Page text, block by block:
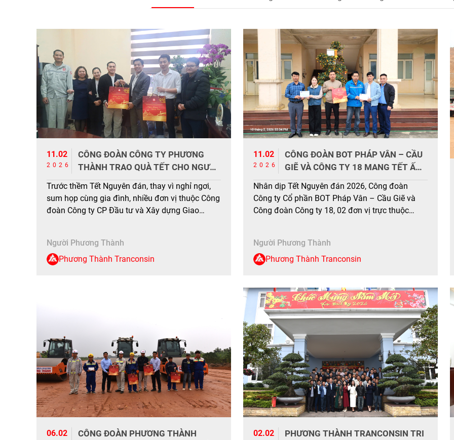
11.02
2026
CÔNG ĐOÀN CÔNG TY PHƯƠNG
THÀNH TRAO QUÀ TẾT CHO NGƯỜI
LAO ĐỘNG CÁC ĐƠN VỊ LÀM VIỆC
XUYÊN TẾT
Trước thềm Tết Nguyên đán, thay vì nghỉ ngơi,
sum họp cùng gia đình, nhiều đơn vị thuộc Công
đoàn Công ty CP Đầu tư và Xây dựng Giao
đảm bảo tuyến đường cao tốc Pháp […]
Người Phương Thành
Phương Thành Tranconsin
11.02
2026
CÔNG ĐOÀN BOT PHÁP VÂN – CẦU
GIẼ VÀ CÔNG TY 18 MANG TẾT ẤM
TRAO NIỀM VUI XUÂN MỚI ĐẾN
ĐOÀN VIÊN CÓ HOÀN CẢNH KHÓ
KHĂN
Nhân dịp Tết Nguyên đán 2026, Công đoàn
Công ty Cổ phần BOT Pháp Vân – Cầu Giẽ và
Công đoàn Công ty 18, 02 đơn vị trực thuộc
và trao tặng 10 suất quà […]
Người Phương Thành
Phương Thành Tranconsin
06.02
CÔNG ĐOÀN PHƯƠNG THÀNH
02.02
PHƯƠNG THÀNH TRANCONSIN TRI